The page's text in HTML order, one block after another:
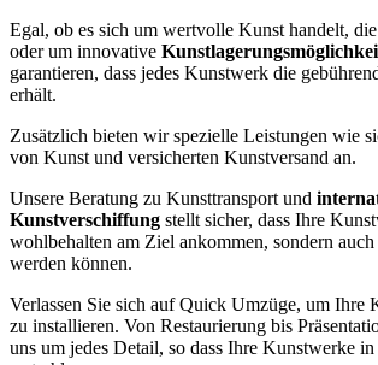
Egal, ob es sich um wertvolle Kunst handelt,
oder um innovative
garantieren, dass jedes Kunstwerk die
erhält.
Zusätzlich bieten wir spezielle Leistungen wie
von Kunst und versicherten Kunstversand an.
Unsere Beratung zu Kunsttransport und
Kunstverschiffung stellt sicher, dass Ihre
wohlbehalten am Ziel ankommen, sondern
werden können.
Verlassen Sie sich auf Quick Umzüge, um Ihre
zu installieren. Von Restaurierung bis
uns um jedes Detail, so dass Ihre Kunstwerke